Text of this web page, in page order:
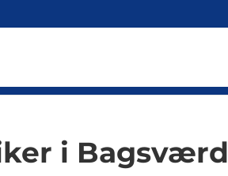
i Bagsværd